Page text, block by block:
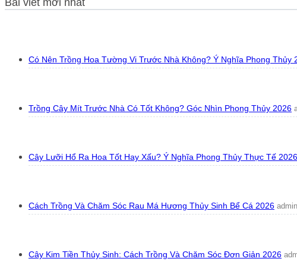
Có Nên Trồng Hoa Tường Vi Trước Nhà Không? Ý Nghĩa Phong Thủy
Trồng Cây Mít Trước Nhà Có Tốt Không? Góc Nhìn Phong Thủy 2026
Cây Lưỡi Hổ Ra Hoa Tốt Hay Xấu? Ý Nghĩa Phong Thủy Thực Tế 2026
Cách Trồng Và Chăm Sóc Rau Má Hương Thủy Sinh Bể Cá 2026
Cây Kim Tiền Thủy Sinh: Cách Trồng Và Chăm Sóc Đơn Giản 2026